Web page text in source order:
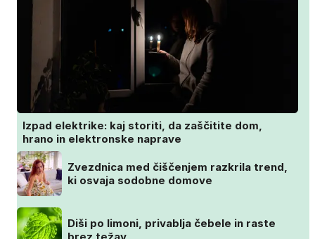
Izpad elektrike: kaj storiti, da zaščitite dom,
hrano in elektronske naprave
Zvezdnica med čiščenjem razkrila trend,
ki osvaja sodobne domove
Diši po limoni, privablja čebele in raste